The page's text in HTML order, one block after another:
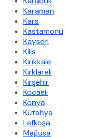
Karaman
Kars
Kastamonu
Kayseri
Kilis
Kırıkkale
Kırklareli
Kırşehir
Kocaeli
Konya
Kütahya
Lefkoşa
Mağusa